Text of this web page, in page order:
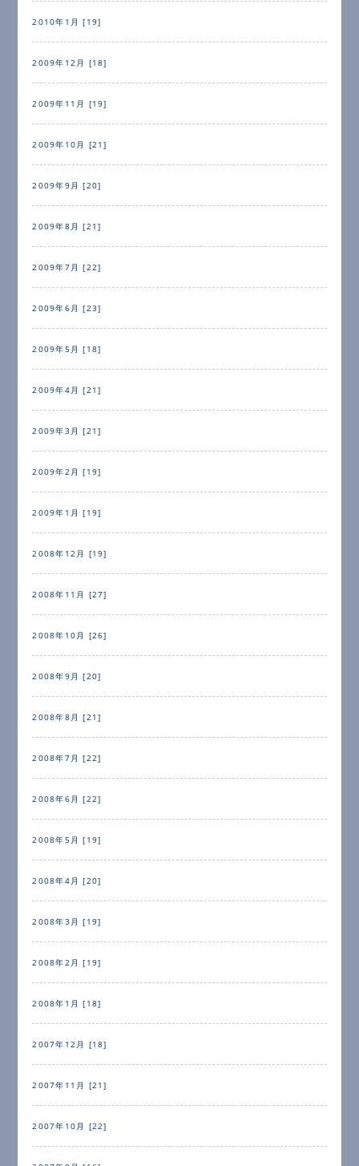
2010年1月 [19]
2009年12月 [18]
2009年11月 [19]
2009年10月 [21]
2009年9月 [20]
2009年8月 [21]
2009年7月 [22]
2009年6月 [23]
2009年5月 [18]
2009年4月 [21]
2009年3月 [21]
2009年2月 [19]
2009年1月 [19]
2008年12月 [19]
2008年11月 [27]
2008年10月 [26]
2008年9月 [20]
2008年8月 [21]
2008年7月 [22]
2008年6月 [22]
2008年5月 [19]
2008年4月 [20]
2008年3月 [19]
2008年2月 [19]
2008年1月 [18]
2007年12月 [18]
2007年11月 [21]
2007年10月 [22]